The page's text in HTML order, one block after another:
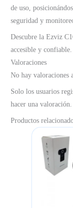
de uso,
seguridad y
Descubre la Ezviz
accesible y
Valoraciones
No hay valoraciones
Solo los usuarios
hacer una valoración.
Productos